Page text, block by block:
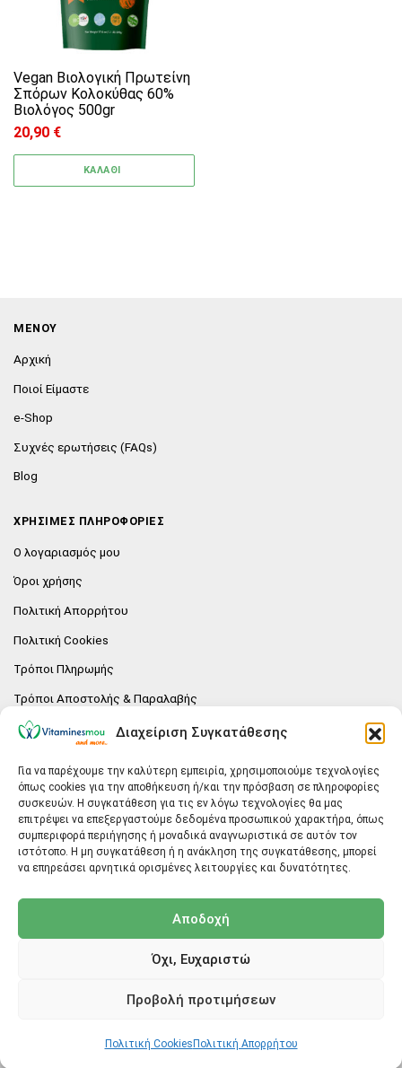
Διαχείριση Συγκατάθεσης
Για να παρέχουμε την καλύτερη εμπειρία, χρησιμοποιούμε τεχνολογίες
όπως cookies για την αποθήκευση ή/και την πρόσβαση σε πληροφορίες
συσκευών. Η συγκατάθεση για τις εν λόγω τεχνολογίες θα μας
επιτρέψει να επεξεργαστούμε δεδομένα προσωπικού χαρακτήρα, όπως
συμπεριφορά περιήγησης ή μοναδικά αναγνωριστικά σε αυτόν τον
ιστότοπο. Η μη συγκατάθεση ή η ανάκληση της συγκατάθεσης, μπορεί
να επηρεάσει αρνητικά ορισμένες λειτουργίες και δυνατότητες.
Αποδοχή
Όχι, Ευχαριστώ
Προβολή προτιμήσεων
Πολιτική Cookies Πολιτική Απορρήτου
Vegan Βιολογική Πρωτείνη
Σπόρων Κολοκύθας 60%
Βιολόγος 500gr
20,90 €
ΚΑΛΑΘΙ
ΜΕΝΟΥ
Αρχική
Ποιοί Είμαστε
e-Shop
Συχνές ερωτήσεις (FAQs)
Blog
ΧΡΗΣΙΜΕΣ ΠΛΗΡΟΦΟΡΙΕΣ
Ο λογαριασμός μου
Όροι χρήσης
Πολιτική Απορρήτου
Πολιτική Cookies
Τρόποι Πληρωμής
Τρόποι Αποστολής & Παραλαβής
Πολιτική επιστροφών
E-SHOP
Vitaminesmou.gr.
Άγιος Δημήτριος T.K.17236
Αττική
Copyright ©2026 Vitaminesmou.gr
Back to top